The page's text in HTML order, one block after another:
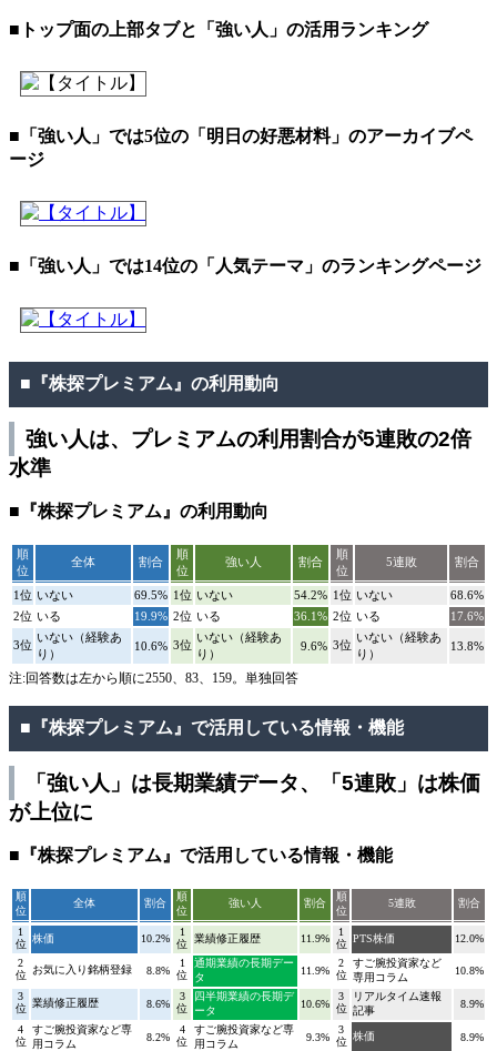
■トップ面の上部タブと「強い人」の活用ランキング
■「強い人」では5位の「明日の好悪材料」のアーカイブペ
ージ
■「強い人」では14位の「人気テーマ」のランキングページ
■『株探プレミアム』の利用動向
強い人は、プレミアムの利用割合が5連敗の2倍
水準
■『株探プレミアム』の利用動向
順
位
全体 割合
順
位
強い人 割合
順
位
5連敗 割合
1位 いない 69.5% 1位 いない 54.2% 1位 いない
68.6%
2位 いる 19.9% 2位 いる 36.1% 2位 いる 17.6%
3位
いない（経験あ
り）
10.6% 3位
いない（経験あ
り）
9.6% 3位
いない（経験あ
り）
13.8%
注:回答数は左から順に2550、83、159。単独回答
■『株探プレミアム』で活用している情報・機能
「強い人」は長期業績データ、「5連敗」は株価
が上位に
■『株探プレミアム』で活用している情報・機能
順
位
全体 割合
順
位
強い人 割合
順
位
5連敗 割合
1
位 株価 10.2%
1
位
業績修正履歴 11.9%
1
位 PTS株価 12.0%
2
位
お気に入り銘柄登録 8.8%
1
位
通期業績の長期デー
タ
11.9%
2
位
すご腕投資家など
専用コラム
10.8%
3
位 業績修正履歴 8.6%
3
位
四半期業績の長期デ
ータ
10.6%
3
位
リアルタイム速報
記事
8.9%
4
位
すご腕投資家など専
用コラム
8.2%
4
位
すご腕投資家など専
用コラム
9.3%
3
位 株価 8.9%